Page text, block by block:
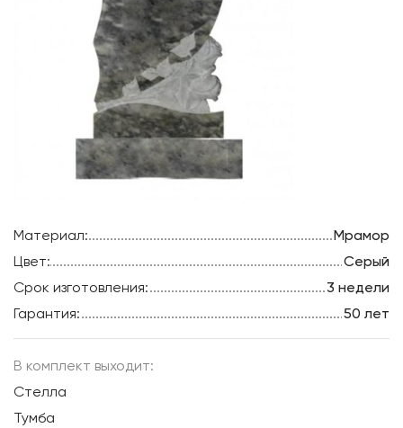
Материал:
Мрамор
Цвет:
Серый
Срок изготовления:
3 недели
Гарантия:
50 лет
В комплект выходит:
Стелла
Тумба